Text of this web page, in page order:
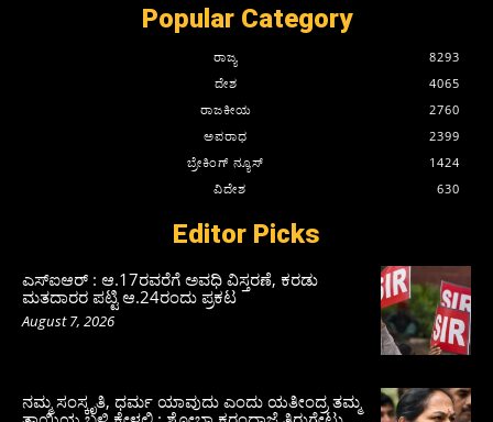
Popular Category
ರಾಜ್ಯ
8293
ದೇಶ
4065
ರಾಜಕೀಯ
2760
ಅಪರಾಧ
2399
ಬ್ರೇಕಿಂಗ್ ನ್ಯೂಸ್
1424
ವಿದೇಶ
630
Editor Picks
ಎಸ್‌ಐಆರ್‌ : ಆ.17ರವರೆಗೆ ಅವಧಿ ವಿಸ್ತರಣೆ, ಕರಡು
ಮತದಾರರ ಪಟ್ಟಿ ಆ.24ರಂದು ಪ್ರಕಟ
August 7, 2026
ನಮ್ಮ ಸಂಸ್ಕೃತಿ, ಧರ್ಮ ಯಾವುದು ಎಂದು ಯತೀಂದ್ರ ತಮ್ಮ